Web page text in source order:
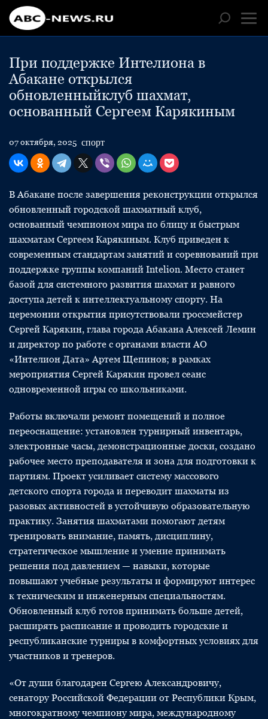
При поддержке Интелиона в
Абакане открылся
обновленныйклуб шахмат,
основанный Сергеем Карякиным
07 октября, 2025 спорт
В Абакане после завершения реконструкции открылся
обновленный городской шахматный клуб,
основанный чемпионом мира по блицу и быстрым
шахматам Сергеем Карякиным. Клуб приведен к
современным стандартам занятий и соревнований при
поддержке группы компаний Intelion. Место станет
базой для системного развития шахмат и равного
доступа детей к интеллектуальному спорту. На
церемонии открытия присутствовали гроссмейстер
Сергей Карякин, глава города Абакана Алексей Лемин
и директор по работе с органами власти АО
«Интелион Дата» Артем Щепинов; в рамках
мероприятия Сергей Карякин провел сеанс
одновременной игры со школьниками.
Работы включали ремонт помещений и полное
переоснащение: установлен турнирный инвентарь,
электронные часы, демонстрационные доски, создано
рабочее место преподавателя и зона для подготовки к
партиям. Проект усиливает систему массового
детского спорта города и переводит шахматы из
разовых активностей в устойчивую образовательную
практику. Занятия шахматами помогают детям
тренировать внимание, память, дисциплину,
стратегическое мышление и умение принимать
решения под давлением — навыки, которые
повышают учебные результаты и формируют интерес
к техническим и инженерным специальностям.
Обновленный клуб готов принимать больше детей,
расширять расписание и проводить городские и
республиканские турниры в комфортных условиях для
участников и тренеров.
«От души благодарен Сергею Александровичу,
сенатору Российской Федерации от Республики Крым,
многократному чемпиону мира, международному